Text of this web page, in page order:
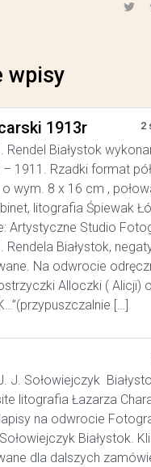
wpisy
1913r 2
Rendel Białystok
– 1911. Rzadki format pół
wym. 8 x 16 cm ,
litografia Śpiewak
Artystyczne Studio
Rendela Białystok,
Na odwrocie
Alloczki ( Alicji)
[…]
J. Sołowiejczyk
litografia Łazarza
na odwrocie
Białystok.
dla dalszych